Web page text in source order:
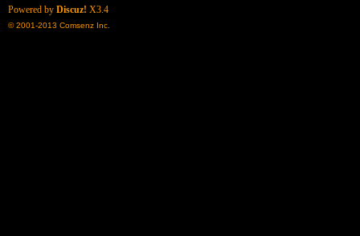
Powered by Discuz! X3.4
© 2001-2013 Comsenz Inc.